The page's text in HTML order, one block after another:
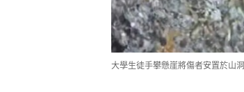
大學生徒手攀懸崖將傷者安置於山